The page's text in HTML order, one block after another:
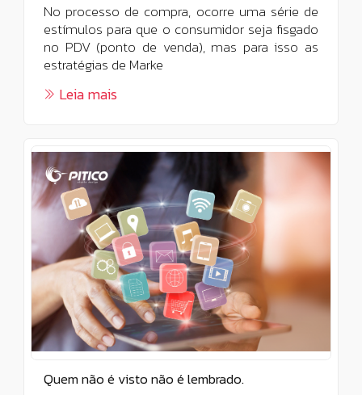
No processo de compra, ocorre uma série de
estímulos para que o consumidor seja fisgado
no PDV (ponto de venda), mas para isso as
estratégias de Marke
Leia mais
Quem não é visto não é lembrado.